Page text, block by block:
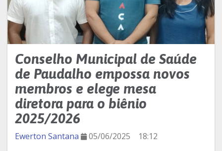
Conselho Municipal de Saúde
de Paudalho empossa novos
membros e elege mesa
diretora para o biênio
2025/2026
Ewerton Santana 05/06/2025 18:12